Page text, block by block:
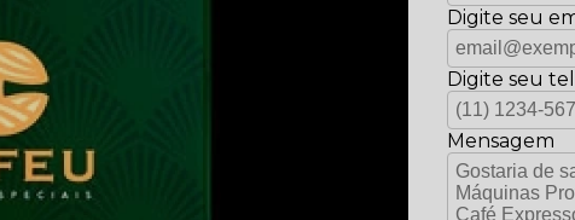
Digite seu
Digite seu
Mensagem